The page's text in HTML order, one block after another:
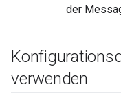
der
verwenden